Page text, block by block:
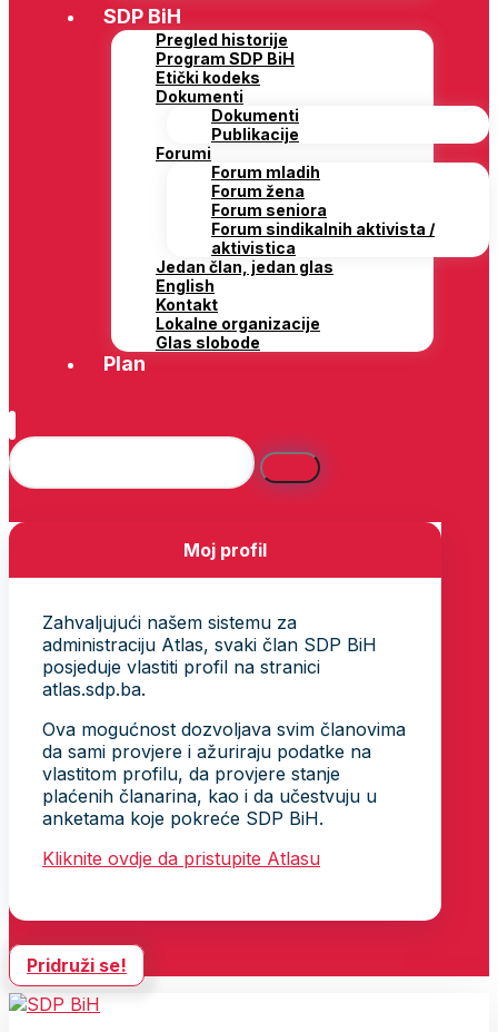
SDP BiH
Pregled historije
Program SDP BiH
Etički kodeks
Dokumenti
Dokumenti
Publikacije
Forumi
Forum mladih
Forum žena
Forum seniora
Forum sindikalnih aktivista /
aktivistica
Jedan član, jedan glas
English
Kontakt
Lokalne organizacije
Glas slobode
Plan
Moj profil
Zahvaljujući našem sistemu za
administraciju Atlas, svaki član SDP BiH
posjeduje vlastiti profil na stranici
atlas.sdp.ba.
Ova mogućnost dozvoljava svim članovima
da sami provjere i ažuriraju podatke na
vlastitom profilu, da provjere stanje
plaćenih članarina, kao i da učestvuju u
anketama koje pokreće SDP BiH.
Kliknite ovdje da pristupite Atlasu
Pridruži se!